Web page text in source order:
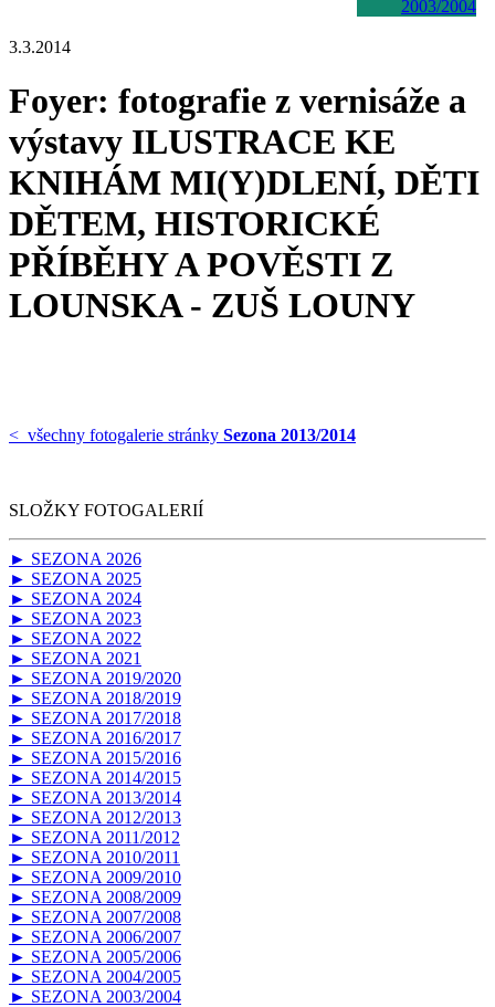
2003/2004
3.3.2014
Foyer: fotografie z vernisáže a
výstavy ILUSTRACE KE
KNIHÁM MI(Y)DLENÍ, DĚTI
DĚTEM, HISTORICKÉ
PŘÍBĚHY A POVĚSTI Z
LOUNSKA - ZUŠ LOUNY
< všechny fotogalerie stránky Sezona 2013/2014
SLOŽKY FOTOGALERIÍ
► SEZONA 2026
► SEZONA 2025
► SEZONA 2024
► SEZONA 2023
► SEZONA 2022
► SEZONA 2021
► SEZONA 2019/2020
► SEZONA 2018/2019
► SEZONA 2017/2018
► SEZONA 2016/2017
► SEZONA 2015/2016
► SEZONA 2014/2015
► SEZONA 2013/2014
► SEZONA 2012/2013
► SEZONA 2011/2012
► SEZONA 2010/2011
► SEZONA 2009/2010
► SEZONA 2008/2009
► SEZONA 2007/2008
► SEZONA 2006/2007
► SEZONA 2005/2006
► SEZONA 2004/2005
► SEZONA 2003/2004